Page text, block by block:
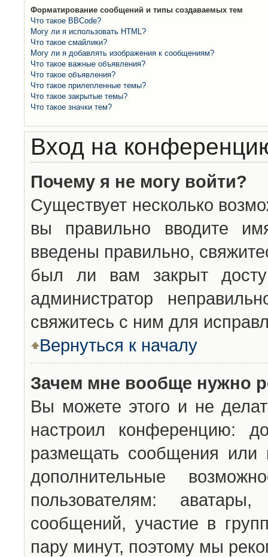
Форматирование сообщений и типы создаваемых тем
Что такое BBCode?
Могу ли я использовать HTML?
Что такое смайлики?
Могу ли я добавлять изображения к сообщениям?
Что такое важные объявления?
Что такое объявления?
Что такое прилепленные темы?
Что такое закрытые темы?
Что такое значки тем?
Вход на
Почему я не могу войти?
Существует несколько
вы правильно вводите
введены правильно,
был ли вам закрыт
администратор
свяжитесь с ним для
Вернуться к началу
Зачем мне вообще нужно
Вы можете этого и не
настроил конференцию:
размещать сообщения или
дополнительные
пользователям:
сообщений, участие в
пару минут, поэтому мы